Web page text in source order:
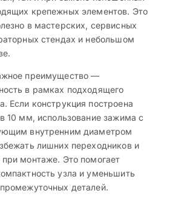
крепежных элементов. Это
в мастерских, сервисных
стендах и небольшом
преимущество —
в рамках подходящего
Если конструкция построена
10 мм, использование зажима с
внутренним диаметром
лишних переходников и
монтаже. Это помогает
узла и уменьшить
деталей.